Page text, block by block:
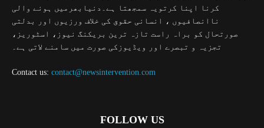
کرنا اپنا کرتویہ سمجھتا ہے۔دنیابھرمیں ہونے والی
ناانصافیوں ، انسانی حقوق کی خلاف ورزیوں اور بدلتی
صورتحال کو براہ راست تازہ ترین بریکنگ نیوز، اسٹوریز،
تجزیہ و تبصرے اور ویڈیوزکی صورت میں سامنے لاتی ہے۔
Contact us: contact@newsintervention.com
FOLLOW US